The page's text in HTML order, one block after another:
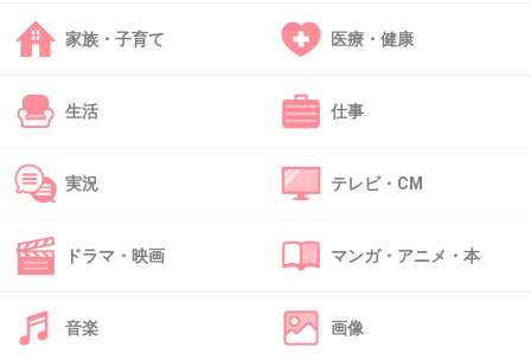
43. 匿名
+0
44. 匿名
隙間産業。
心の隙間も埋めてくれるかな。
家族・子育て 医療・健康
生活 仕事
実況 テレビ・CM
ドラマ・映画 マンガ・アニメ・本
音楽 画像